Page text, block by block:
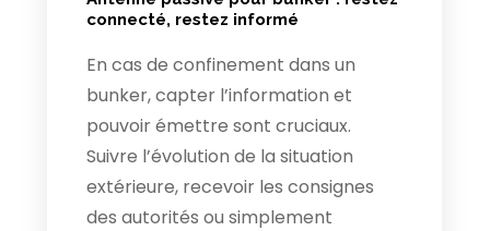
connecté, restez informé
En cas de confinement dans un
bunker, capter l’information et
pouvoir émettre sont cruciaux.
Suivre l’évolution de la situation
extérieure, recevoir les consignes
des autorités ou simplement